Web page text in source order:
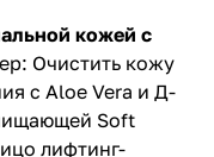
кожей с
Очистить кожу
с Aloe Vera и Д-
Soft
лифтинг-